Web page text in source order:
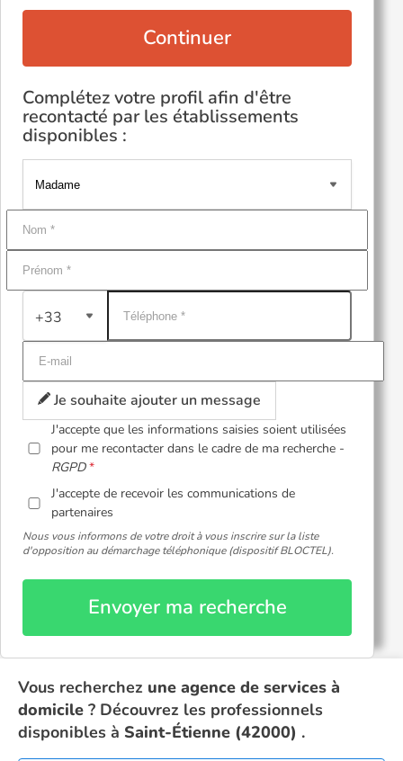
Continuer
Complétez votre profil afin d'être
recontacté par les établissements
disponibles :
+33
Je souhaite ajouter un message
J'accepte que les informations saisies soient utilisées
pour me recontacter dans le cadre de ma recherche -
RGPD
J'accepte de recevoir les communications de
partenaires
Nous vous informons de votre droit à vous inscrire sur la liste
d'opposition au démarchage téléphonique (dispositif BLOCTEL).
Envoyer ma recherche
Vous recherchez une agence de services à
domicile ? Découvrez les professionnels
disponibles à Saint-Étienne (42000) .